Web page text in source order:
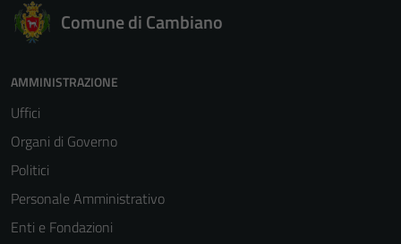
Comune di Cambiano
AMMINISTRAZIONE
Uffici
Organi di Governo
Politici
Personale Amministrativo
Enti e Fondazioni